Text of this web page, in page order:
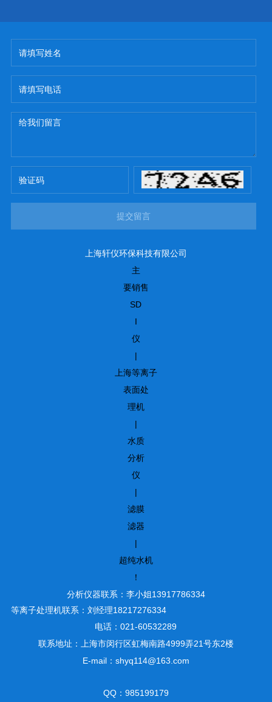
提交留言
上海轩仪环保科技有限公司
主
要销售
SD
I
仪
|
上海等离子
表面处
理机
|
水质
分析
仪
|
滤膜
滤器
|
超纯水机
！
分析仪器联系：李小姐13917786334
等离子处理机联系：刘经理18217276334
电话：021-60532289
联系地址：上海市闵行区虹梅南路4999弄21号东2楼
E-mail：shyq114@163.com
QQ：985199179